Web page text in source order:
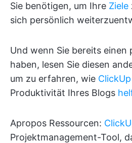
Sie benötigen, um Ihre Ziele
sich persönlich
Und wenn Sie bereits einen
haben, lesen Sie diesen
um zu erfahren, wie ClickUp
Produktivität Ihres Blogs
Apropos Ressourcen:
Projektmanagement-Tool,